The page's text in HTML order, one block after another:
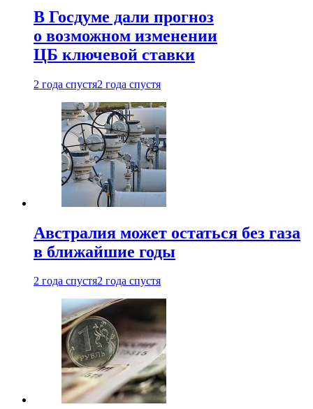
В Госдуме дали прогноз
о возможном изменении
ЦБ ключевой ставки
2 года спустя2 года спустя
Австралия может остаться без газа
в ближайшие годы
2 года спустя2 года спустя